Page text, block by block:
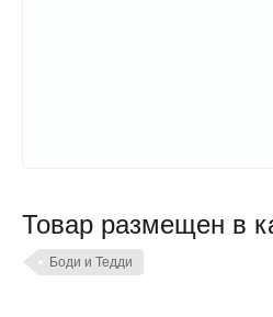
Товар размещен в
Боди и Тедди